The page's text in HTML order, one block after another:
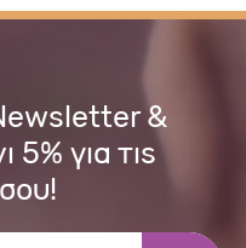
&
5% για τις